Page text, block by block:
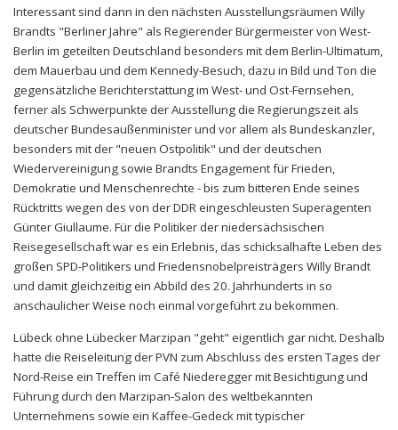
Interessant sind dann in den nächsten Ausstellungsräumen Willy
Brandts "Berliner Jahre" als Regierender Bürgermeister von West-
Berlin im geteilten Deutschland besonders mit dem Berlin-Ultimatum,
dem Mauerbau und dem Kennedy-Besuch, dazu in Bild und Ton die
gegensätzliche Berichterstattung im West- und Ost-Fernsehen,
ferner als Schwerpunkte der Ausstellung die Regierungszeit als
deutscher Bundesaußenminister und vor allem als Bundeskanzler,
besonders mit der "neuen Ostpolitik" und der deutschen
Wiedervereinigung sowie Brandts Engagement für Frieden,
Demokratie und Menschenrechte - bis zum bitteren Ende seines
Rücktritts wegen des von der DDR eingeschleusten Superagenten
Günter Giullaume. Für die Politiker der niedersächsischen
Reisegesellschaft war es ein Erlebnis, das schicksalhafte Leben des
großen SPD-Politikers und Friedensnobelpreisträgers Willy Brandt
und damit gleichzeitig ein Abbild des 20. Jahrhunderts in so
anschaulicher Weise noch einmal vorgeführt zu bekommen.
Lübeck ohne Lübecker Marzipan "geht" eigentlich gar nicht. Deshalb
hatte die Reiseleitung der PVN zum Abschluss des ersten Tages der
Nord-Reise ein Treffen im Café Niederegger mit Besichtigung und
Führung durch den Marzipan-Salon des weltbekannten
Unternehmens sowie ein Kaffee-Gedeck mit typischer